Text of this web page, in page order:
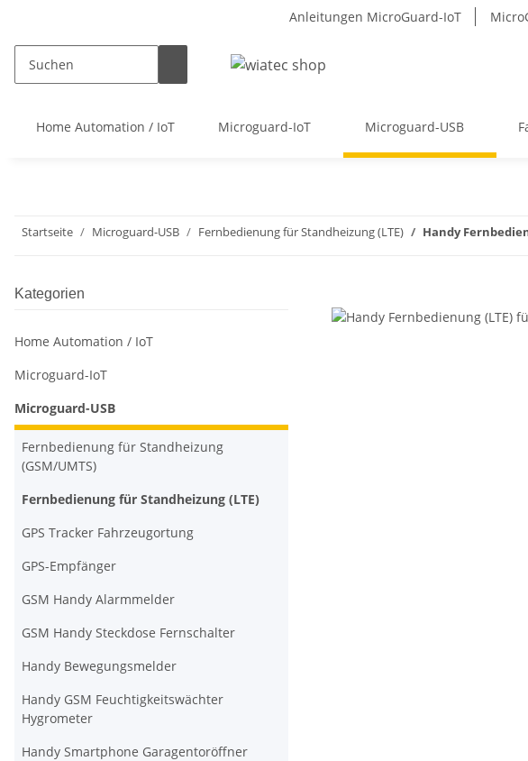
Anleitungen MicroGuard-IoT
Home Automation / IoT Microguard-IoT Microguard-USB
Startseite Microguard-USB Fernbedienung für Standheizung (LTE) Handy
Kategorien
Home Automation / IoT
Microguard-IoT
Microguard-USB
Fernbedienung für Standheizung
(GSM/UMTS)
Fernbedienung für Standheizung (LTE)
GPS Tracker Fahrzeugortung
GPS-Empfänger
GSM Handy Alarmmelder
GSM Handy Steckdose Fernschalter
Handy Bewegungsmelder
Handy GSM Feuchtigkeitswächter
Hygrometer
Handy Smartphone Garagentoröffner